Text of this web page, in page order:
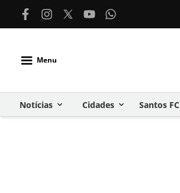
Menu
Notícias Cidades Santos FC